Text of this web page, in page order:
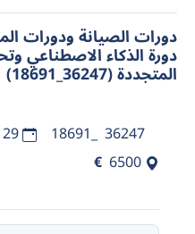
دورات الصيانة ودورات
دورة الذكاء الاصطناعي
المتجددة (36247_18691)
36247_18691
29 ديسمبر 2026 - 02 يناير 2027
6500
€